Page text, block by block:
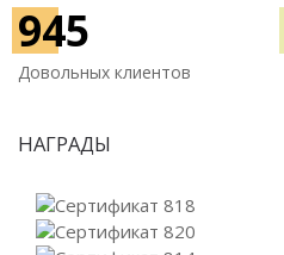
945
Довольных клиентов
НАГРАДЫ